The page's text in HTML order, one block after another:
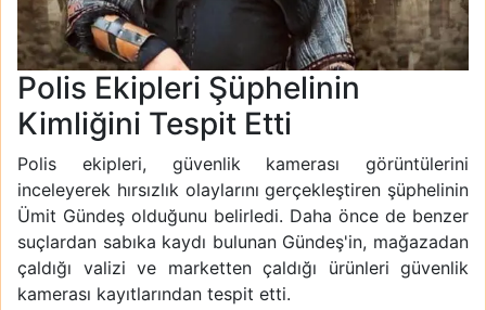
Polis Ekipleri Şüphelinin
Kimliğini Tespit Etti
Polis ekipleri, güvenlik kamerası görüntülerini
inceleyerek hırsızlık olaylarını gerçekleştiren şüphelinin
Ümit Gündeş olduğunu belirledi. Daha önce de benzer
suçlardan sabıka kaydı bulunan Gündeş'in, mağazadan
çaldığı valizi ve marketten çaldığı ürünleri güvenlik
kamerası kayıtlarından tespit etti.